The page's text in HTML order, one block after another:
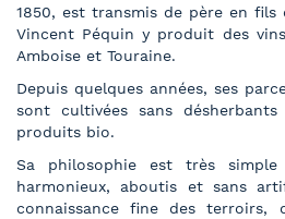
1850, est transmis de père en fils
Vincent Péquin y produit des
Amboise et Touraine.
Depuis quelques années, ses
sont cultivées sans
produits bio.
Sa philosophie est très
harmonieux, aboutis et sans
connaissance fine des terroirs,